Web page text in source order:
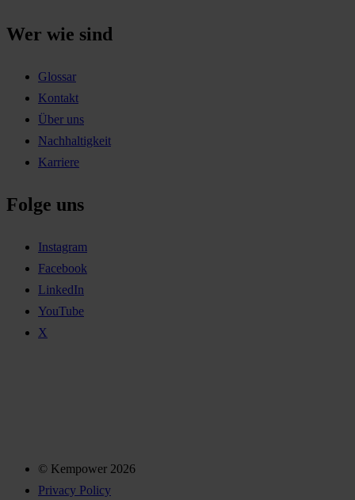
Wer wie sind
Glossar
Kontakt
Über uns
Nachhaltigkeit
Karriere
Folge uns
Instagram
Facebook
LinkedIn
YouTube
X
© Kempower 2026
Privacy Policy